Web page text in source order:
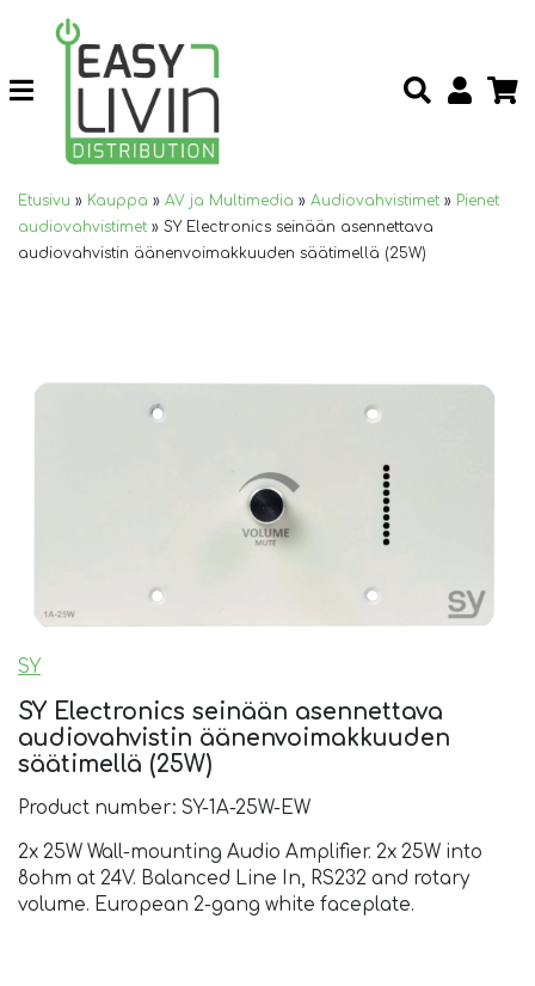
Etusivu » Kauppa » AV ja Multimedia » Audiovahvistimet » Pienet
audiovahvistimet » SY Electronics seinään asennettava
audiovahvistin äänenvoimakkuuden säätimellä (25W)
SY
SY Electronics seinään asennettava
audiovahvistin äänenvoimakkuuden
säätimellä (25W)
Product number: SY-1A-25W-EW
2x 25W Wall-mounting Audio Amplifier. 2x 25W into
8ohm at 24V. Balanced Line In, RS232 and rotary
volume. European 2-gang white faceplate.